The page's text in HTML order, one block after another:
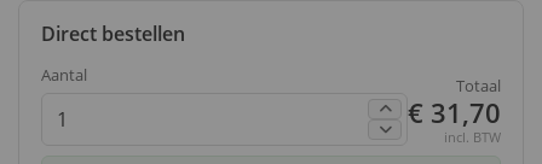
Direct bestellen
Aantal Totaal
€ 31,70
incl. BTW